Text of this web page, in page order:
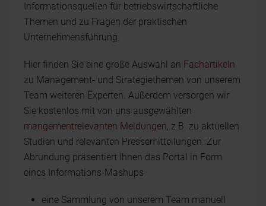
Informationsquellen für betriebswirtschaftliche
Themen und zu Fragen der praktischen
Unternehmensführung.
Hier finden Sie eine große Auswahl an Fachartikeln
zu Management- und Strategiethemen von unserem
Team weiteren Experten. Außerdem versorgen wir
Sie kostenlos mit von uns ausgewählten
mangementrelevanten Meldungen, z.B. zu aktuellen
Studien und relevanten Pressemitteilungen. Zur
Abrundung präsentiert Ihnen das Portal in Form
eines Informations-Mashups
eine Sammlung von unserem Team manuell